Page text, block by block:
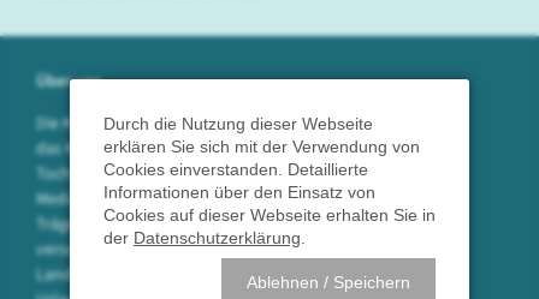
Über uns
Die Klinikum Hochrhein GmbH betreibt
das Krankenhaus in Waldshut sowie die
Tochtergesellschaften SpitalServe und
Medizin am Hochrhein in öffentlicher
Trägerschaft. Mit 750 Mitarbeitern
versorgen wir die Bevölkerung des
Landkreises Waldshut in der
Durch die Nutzung dieser Webseite
erklären Sie sich mit der Verwendung von
Cookies einverstanden. Detaillierte
Informationen über den Einsatz von
Cookies auf dieser Webseite erhalten Sie in
der Datenschutzerklärung
Ablehnen / Speichern